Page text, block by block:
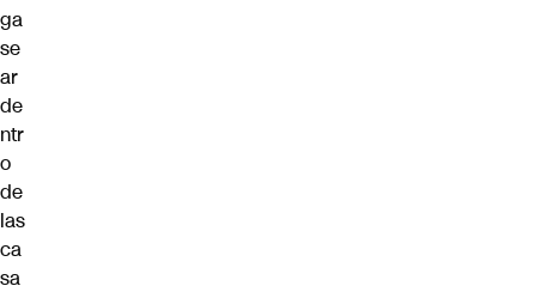
ga
se
ar
de
ntr
o
de
las
ca
sa